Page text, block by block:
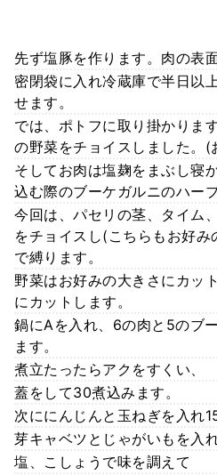
先ず塩豚を作ります。肉の表
密閉袋に入れ冷蔵庫で半日以
せます。
では、ポトフに取り掛かりま
の野菜をチョイスしました。
そしてお肉は塩麹をまぶし寝
込む際のブーケガルニのハー
今回は、パセリの茎、タイム
をチョイスし(こちらもお好
で縛ります。
野菜はお好みの大きさにカッ
にカットします。
鍋にAを入れ、6の肉と5のブ
ます。
煮立たったらアクをすくい、
蓋をして30煮込みます。
次ににんじんと玉ねぎを入れ
芽キャベツとじゃがいもを入
塩、こしょうで味を調えて